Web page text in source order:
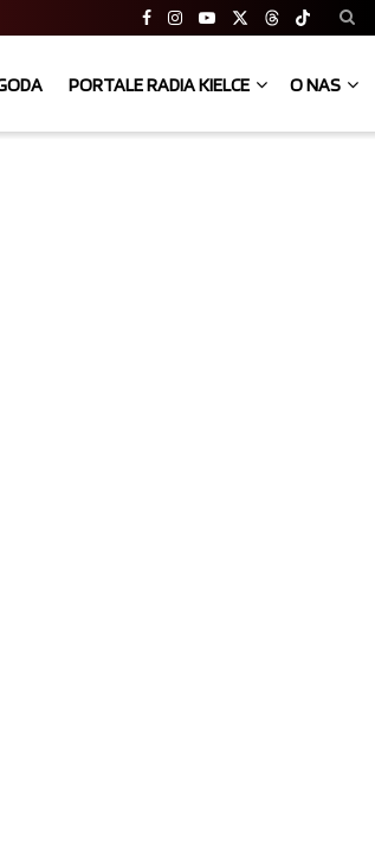
PORTALE RADIA KIELCE O NAS